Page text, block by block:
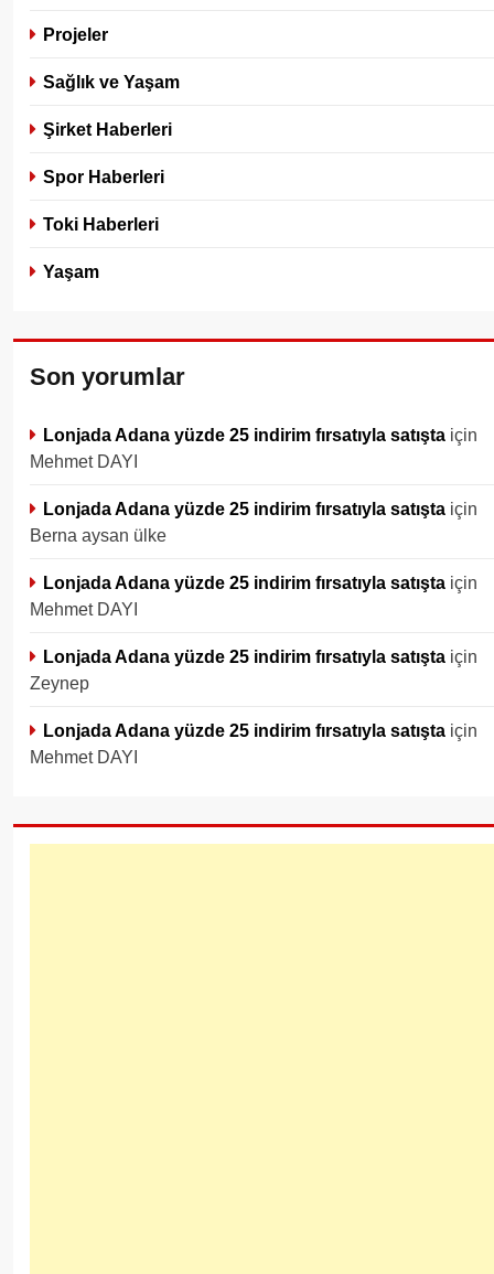
Projeler
Sağlık ve Yaşam
Şirket Haberleri
Spor Haberleri
Toki Haberleri
Yaşam
Son yorumlar
Lonjada Adana yüzde 25 indirim fırsatıyla satışta için
Mehmet DAYI
Lonjada Adana yüzde 25 indirim fırsatıyla satışta için
Berna aysan ülke
Lonjada Adana yüzde 25 indirim fırsatıyla satışta için
Mehmet DAYI
Lonjada Adana yüzde 25 indirim fırsatıyla satışta için
Zeynep
Lonjada Adana yüzde 25 indirim fırsatıyla satışta için
Mehmet DAYI